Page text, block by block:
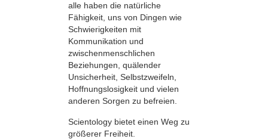
alle haben die natürliche
Fähigkeit, uns von Dingen wie
Schwierigkeiten mit
Kommunikation und
zwischenmenschlichen
Beziehungen, quälender
Unsicherheit, Selbstzweifeln,
Hoffnungslosigkeit und vielen
anderen Sorgen zu befreien.
Scientology bietet einen Weg zu
größerer Freiheit.